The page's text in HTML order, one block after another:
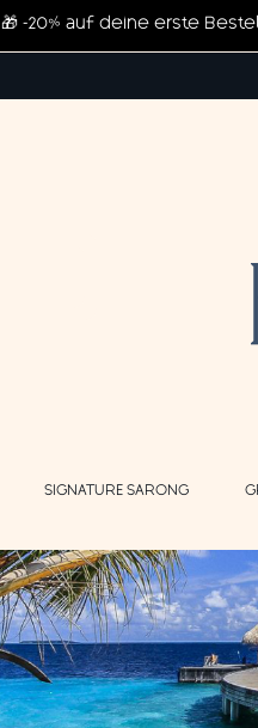
SIGNATURE SARONG
🎁 -20% auf deine erste